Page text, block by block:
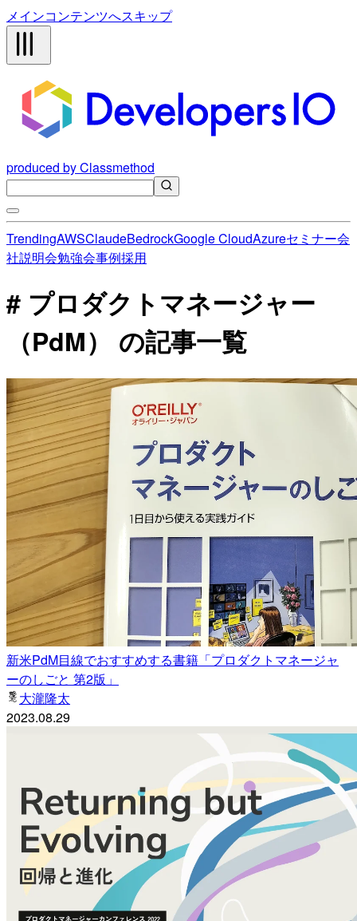
メインコンテンツへスキップ
produced by Classmethod
TrendingAWSClaudeBedrockGoogle CloudAzureセミナー会
社説明会勉強会事例採用
# プロダクトマネージャー
（PdM） の記事一覧
新米PdM目線でおすすめする書籍「プロダクトマネージャ
ーのしごと 第2版」
大瀧隆太
2023.08.29